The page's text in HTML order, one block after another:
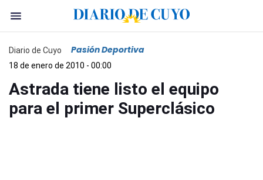
Diario de Cuyo Pasión Deportiva
18 de enero de 2010 - 00:00
Astrada tiene listo el equipo
para el primer Superclásico